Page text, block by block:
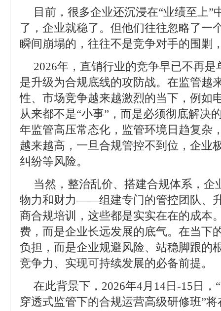
目前，很多企业还沉浸在“业绩至上”
了，企业就稳了。但他们往往忽略了一
瞬间崩塌的，往往不是竞争对手的围剿
2026年，直销行业的竞争早已不再
是升级为合规底线的攻防战。在监管越
性、市场竞争越来越激烈的当下，例如
从来都不是“小事”，而是必须彻底解决
年监管高压常态化，监管环境日趋复杂
越来越高，一旦合规管控不到位，企业
纠纷等风险。
当然，整治乱价、搭建合规体系，企
物力和财力——组建专门的管控团队、
商合规培训，这些都是实实在在的成本
费，而是企业长远发展的底气。在当下
负担，而是企业规避风险、站稳脚跟的
竞争力、实现可持续发展的必备前提。
在此背景下，2026年4月14日-15日，
穿透式监管下的合规运营高级研修班”